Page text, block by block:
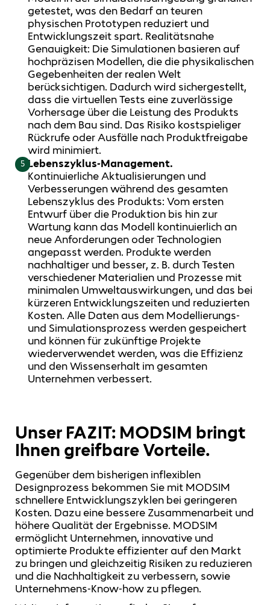
getestet, was den Bedarf an teuren
physischen Prototypen reduziert und
Entwicklungszeit spart. Realitätsnahe
Genauigkeit: Die Simulationen basieren auf
hochpräzisen Modellen, die die physikalischen
Gegebenheiten der realen Welt
berücksichtigen. Dadurch wird sichergestellt,
dass die virtuellen Tests eine zuverlässige
Vorhersage über die Leistung des Produkts
nach dem Bau sind. Das Risiko kostspieliger
Rückrufe oder Ausfälle nach Produktfreigabe
wird minimiert.
5 Lebenszyklus-Management.
Kontinuierliche Aktualisierungen und
Verbesserungen während des gesamten
Lebenszyklus des Produkts: Vom ersten
Entwurf über die Produktion bis hin zur
Wartung kann das Modell kontinuierlich an
neue Anforderungen oder Technologien
angepasst werden. Produkte werden
nachhaltiger und besser, z. B. durch Testen
verschiedener Materialien und Prozesse mit
minimalen Umweltauswirkungen, und das bei
kürzeren Entwicklungszeiten und reduzierten
Kosten. Alle Daten aus dem Modellierungs-
und Simulationsprozess werden gespeichert
und können für zukünftige Projekte
wiederverwendet werden, was die Effizienz
und den Wissenserhalt im gesamten
Unternehmen verbessert.
Unser FAZIT: MODSIM bringt
Ihnen greifbare Vorteile.
Gegenüber dem bisherigen inflexiblen
Designprozess bekommen Sie mit MODSIM
schnellere Entwicklungszyklen bei geringeren
Kosten. Dazu eine bessere Zusammenarbeit und
höhere Qualität der Ergebnisse. MODSIM
ermöglicht Unternehmen, innovative und
optimierte Produkte effizienter auf den Markt
zu bringen und gleichzeitig Risiken zu reduzieren
und die Nachhaltigkeit zu verbessern, sowie
Unternehmens-Know-how zu pflegen.